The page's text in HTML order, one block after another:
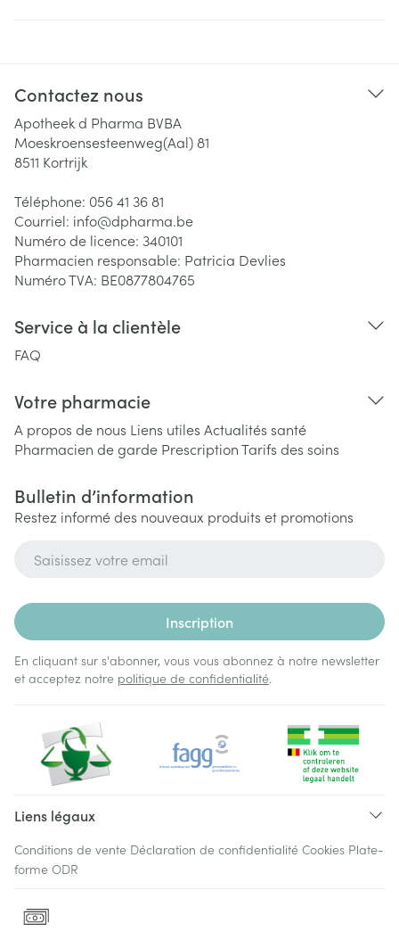
Contactez nous
Apotheek d Pharma BVBA
Moeskroensesteenweg(Aal) 81
8511 Kortrijk
Téléphone: 056 41 36 81
Courriel: info@dpharma.be
Numéro de licence: 340101
Pharmacien responsable: Patricia Devlies
Numéro TVA: BE0877804765
Service à la clientèle
FAQ
Votre pharmacie
A propos de nous Liens utiles Actualités santé
Pharmacien de garde PrescriptionTarifs des soins
Bulletin d’information
Restez informé des nouveaux produits et promotions
Inscription
En cliquant sur s'abonner, vous vous abonnez à notre newsletter
et acceptez notre politique de confidentialité.
Liens légaux
Conditions de vente Déclaration de confidentialité Cookies Plate-
forme ODR